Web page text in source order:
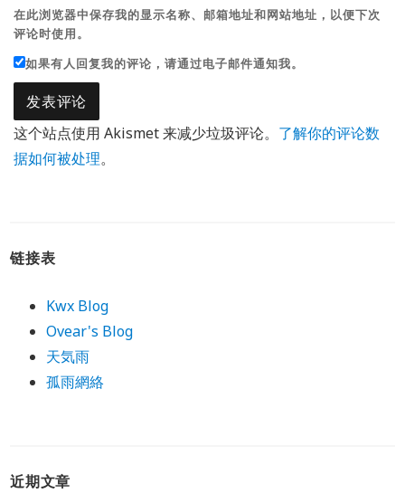
在此浏览器中保存我的显示名称、邮箱地址和网站地址，以便下次
评论时使用。
如果有人回复我的评论，请通过电子邮件通知我。
这个站点使用 Akismet 来减少垃圾评论。 了解你的评论数
据如何被处理。
链接表
Kwx Blog
Ovear's Blog
天気雨
孤雨網絡
近期文章